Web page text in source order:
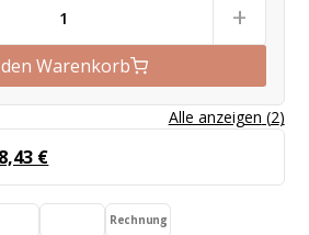
+
Warenkorb
Alle anzeigen (2)
€
Rechnung